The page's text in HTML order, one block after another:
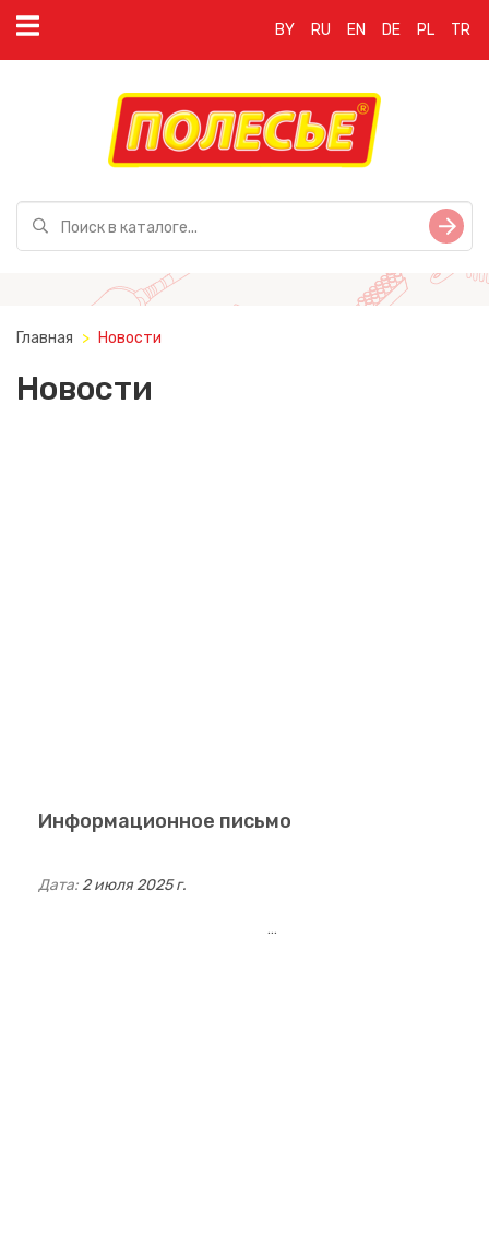
BY RU EN DE PL TR
Главная Новости
Новости
Информационное письмо
Дата:2 июля 2025 г.
…